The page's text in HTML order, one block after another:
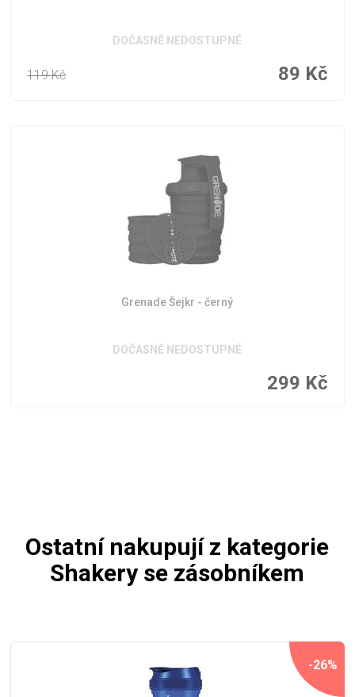
DOČASNĚ NEDOSTUPNÉ
119Kč 89 Kč
Grenade Šejkr - černý
DOČASNĚ NEDOSTUPNÉ
299 Kč
Ostatní nakupují z kategorie
Shakery se zásobníkem
-26%